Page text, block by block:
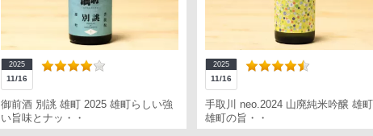
2025
11/16
御前酒 別誂 雄町 2025 雄町らしい強
い旨味とナッ・・
2025
11/16
手取川 neo.2024 山廃純米吟醸 雄町
雄町の旨・・